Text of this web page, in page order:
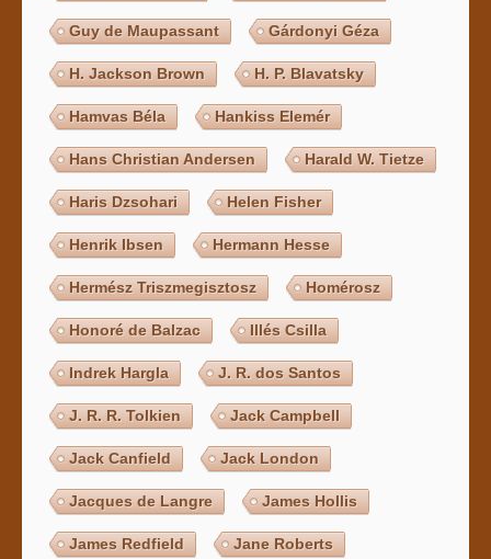
Guy de Maupassant Gárdonyi Géza
H. Jackson Brown H. P. Blavatsky
Hamvas Béla Hankiss Elemér
Hans Christian Andersen Harald W. Tietze
Haris Dzsohari Helen Fisher
Henrik Ibsen Hermann Hesse
Hermész Triszmegisztosz Homérosz
Honoré de Balzac Illés Csilla
Indrek Hargla J. R. dos Santos
J. R. R. Tolkien Jack Campbell
Jack Canfield Jack London
Jacques de Langre James Hollis
James Redfield Jane Roberts